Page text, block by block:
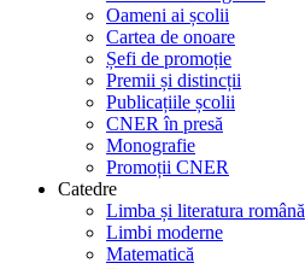
Oameni ai școlii
Cartea de onoare
Șefi de promoție
Premii și distincții
Publicațiile școlii
CNER în presă
Monografie
Promoții CNER
Catedre
Limba și literatura română
Limbi moderne
Matematică